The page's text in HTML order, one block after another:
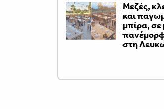
Μεζές,
και
μπίρα, σε
στη